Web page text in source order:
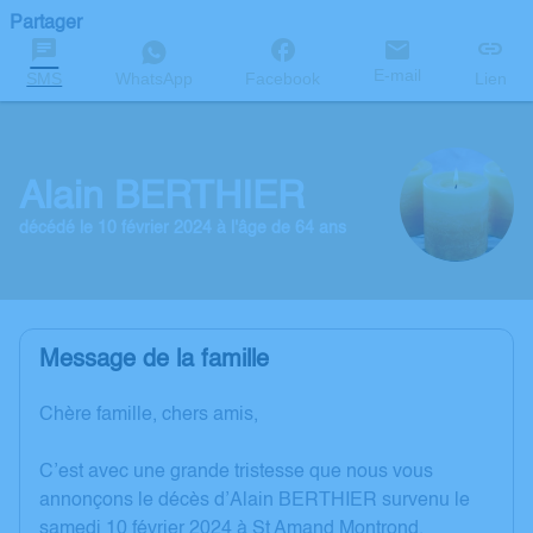
Partager
SMS WhatsApp Facebook E-mail Lien
Alain BERTHIER
décédé le 10 février 2024 à l'âge de 64 ans
Message de la famille
Chère famille, chers amis,
C’est avec une grande tristesse que nous vous
annonçons le décès d’Alain BERTHIER survenu le